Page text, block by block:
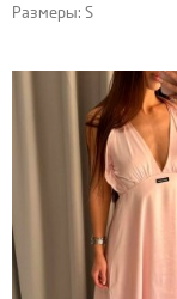
Размеры: S